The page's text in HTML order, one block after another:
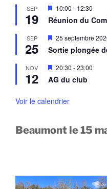
a
n
t
n
a
a
n
t
SEP
19
M
i
s
n
a
a
n
t
10:00 - 12:30
Réunion du
SEP
25
M
s
n
a
n
25 septembre
Sortie plongée
NOV
12
M
i
s
n
n
20:30 -23:00
AG du club
Voir le calendrier
Beaumont le 15